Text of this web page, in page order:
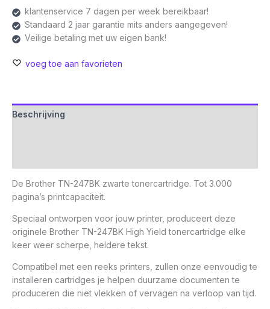
aantal
klantenservice 7 dagen per week bereikbaar!
Standaard 2 jaar garantie mits anders aangegeven!
Veilige betaling met uw eigen bank!
voeg toe aan favorieten
Beschrijving
De Brother TN-247BK zwarte tonercartridge. Tot 3.000
pagina’s printcapaciteit.
Speciaal ontworpen voor jouw printer, produceert deze
originele Brother TN-247BK High Yield tonercartridge elke
keer weer scherpe, heldere tekst.
Compatibel met een reeks printers, zullen onze eenvoudig te
installeren cartridges je helpen duurzame documenten te
produceren die niet vlekken of vervagen na verloop van tijd.